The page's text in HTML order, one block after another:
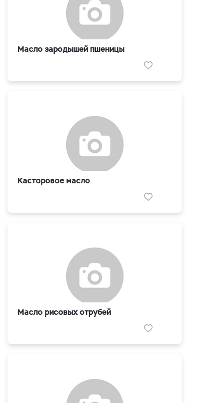
Масло зародышей пшеницы
Касторовое масло
Масло рисовых отрубей